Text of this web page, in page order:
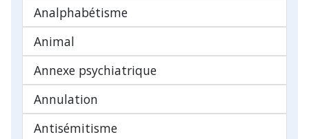
Analphabétisme
Animal
Annexe psychiatrique
Annulation
Antisémitisme